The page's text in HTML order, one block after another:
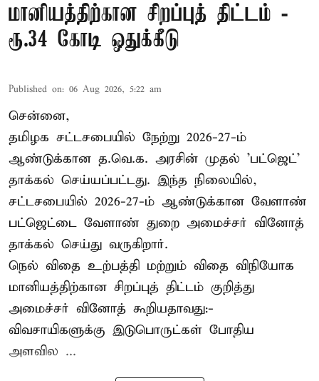
மானியத்திற்கான சிறப்புத் திட்டம் -
ரூ.34 கோடி ஒதுக்கீடு
Published on: 06 Aug 2026, 5:22 am
சென்னை,
தமிழக சட்டசபையில் நேற்று 2026-27-ம்
ஆண்டுக்கான த.வெ.க. அரசின் முதல் 'பட்ஜெட்'
தாக்கல் செய்யப்பட்டது. இந்த நிலையில்,
சட்டசபையில் 2026-27-ம் ஆண்டுக்கான வேளாண்
பட்ஜெட்டை வேளாண் துறை அமைச்சர் வினோத்
தாக்கல் செய்து வருகிறார்.
நெல் விதை உற்பத்தி மற்றும் விதை விநியோக
மானியத்திற்கான சிறப்புத் திட்டம் குறித்து
அமைச்சர் வினோத் கூறியதாவது:-
விவசாயிகளுக்கு இடுபொருட்கள் போதிய
அளவில ...